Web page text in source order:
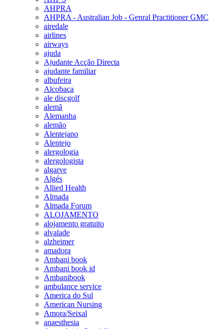
AHPRA
AHPRA - Australian Job - Genral Practitioner GMC
airedale
airlines
airways
ajuda
Ajudante Acção Directa
ajudante familiar
albufeira
Alcobaça
ale discgolf
alemã
Alemanha
alemão
Alentejano
Alentejo
alergologia
alergologista
algarve
Algés
Allied Health
Almada
Almada Forum
ALOJAMENTO
alojamento gratuito
alvalade
alzheimer
amadora
Ambani book
Ambani book id
Ambanibook
ambulance service
America do Sul
American Nursing
Amora/Seixal
anaesthesia